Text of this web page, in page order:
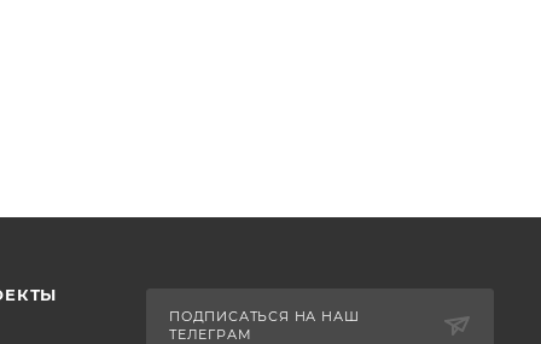
ПОДПИСАТЬСЯ НА НАШ
ТЕЛЕГРАМ